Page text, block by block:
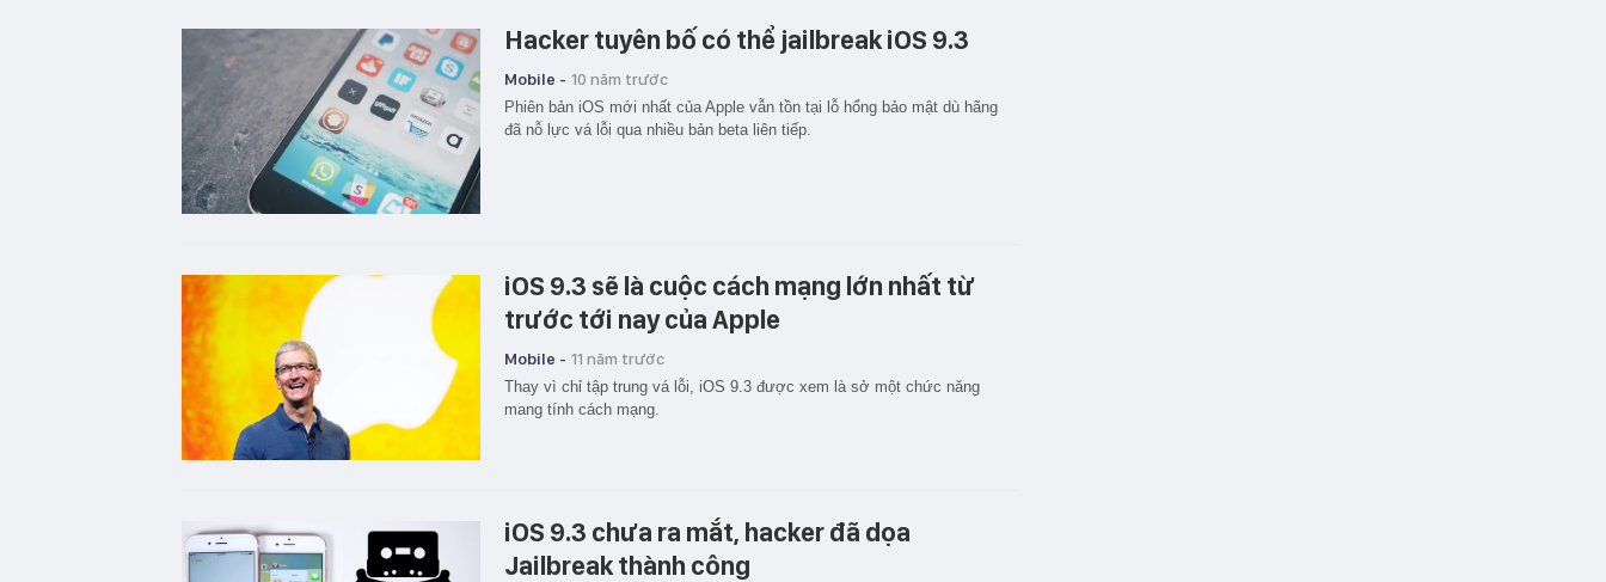
Hacker tuyên bố có thể jailbreak iOS 9.3
Mobile - 10 năm trước
Phiên bản iOS mới nhất của Apple vẫn tồn tại lỗ hổng bảo mật dù hãng
đã nỗ lực vá lỗi qua nhiều bản beta liên tiếp.
iOS 9.3 sẽ là cuộc cách mạng lớn nhất từ
trước tới nay của Apple
Mobile - 11 năm trước
Thay vì chỉ tập trung vá lỗi, iOS 9.3 được xem là sở một chức năng
mang tính cách mạng.
iOS 9.3 chưa ra mắt, hacker đã dọa
Jailbreak thành công